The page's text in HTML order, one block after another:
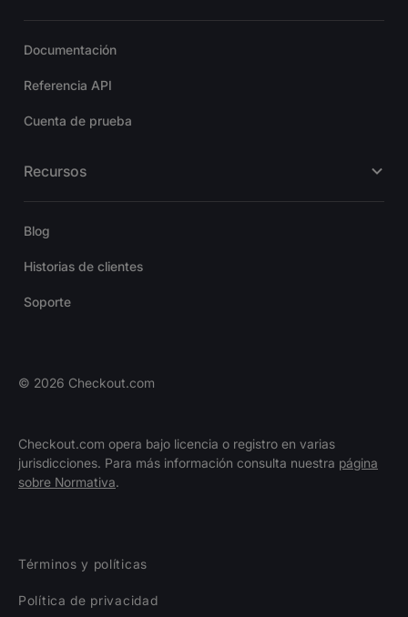
Documentación
Referencia API
Cuenta de prueba
Recursos
Blog
Historias de clientes
Soporte
© 2026 Checkout.com
Checkout.com opera bajo licencia o registro en varias
jurisdicciones. Para más información consulta nuestra página
sobre Normativa.
Términos y políticas
Política de privacidad